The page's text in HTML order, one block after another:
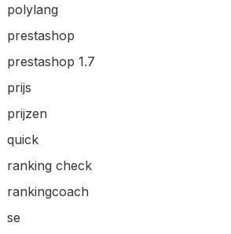
polylang
prestashop
prestashop 1.7
prijs
prijzen
quick
ranking check
rankingcoach
se